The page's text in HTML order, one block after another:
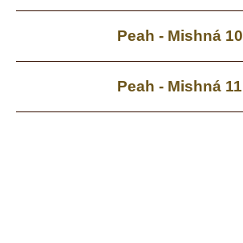
Peah - Mishná 10
Peah - Mishná 11